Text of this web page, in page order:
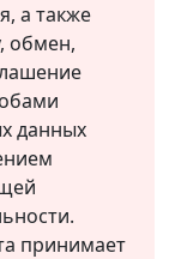
а также
обмен,
данных
принимает